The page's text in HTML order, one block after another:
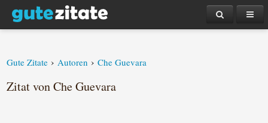
Gute Zitate › Autoren › Che Guevara
Zitat von Che Guevara